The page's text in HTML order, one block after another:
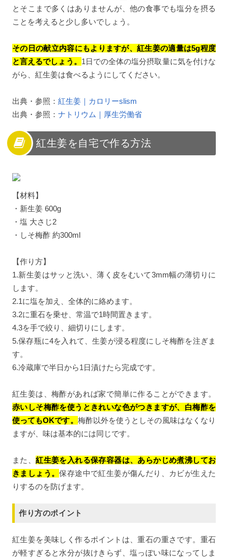
とそこまで多くはありませんが、他の食事でも塩分を摂る
ことを考えると少し多いでしょう。
その日の献立内容にもよりますが、紅生姜の適量は5g程度
と言えるでしょう。 1日での全体の塩分摂取量に気を付けな
がら、紅生姜は食べるようにしてください。
出典・参照： 紅生姜｜カロリーslism
出典・参照： ナトリウム｜厚生労働省
紅生姜を自宅で作る方法
【材料】
・新生姜 600g
・塩 大さじ2
・しそ梅酢 約300ml
【作り方】
1.新生姜はサッと洗い、薄く皮をむいて3mm幅の薄切りに
します。
2.1に塩を加え、全体的に絡めます。
3.2に重石を乗せ、常温で1時間置きます。
4.3を手で絞り、細切りにします。
5.保存瓶に4を入れて、生姜が浸る程度にしそ梅酢を注ぎま
す。
6.冷蔵庫で半日から1日漬けたら完成です。
紅生姜は、梅酢があれば家で簡単に作ることができます。
赤いしそ梅酢を使うときれいな色がつきますが、白梅酢を
使ってもOKです。 梅酢以外を使うとしその風味はなくなり
ますが、味は基本的には同じです。
また、紅生姜を入れる保存容器は、あらかじめ煮沸してお
きましょう。保存途中で紅生姜が傷んだり、カビが生えた
りするのを防げます。
作り方のポイント
紅生姜を美味しく作るポイントは、重石の重さです。重石
が軽すぎると水分が抜けきらず、塩っぽい味になってしま